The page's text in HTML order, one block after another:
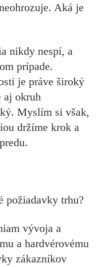
Aká je
nikdy nespí, a
prípade.
je práve široký
aj okruh
Myslím si však,
držíme krok a
požiadavky trhu?
vývoja a
a hardvérovému
zákazníkov